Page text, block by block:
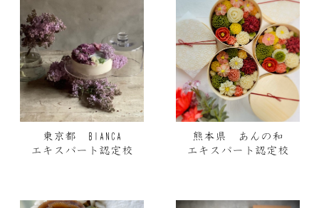
東京都 BIANCA
エキスパート認定校
熊本県 あんの和
エキスパート認定校